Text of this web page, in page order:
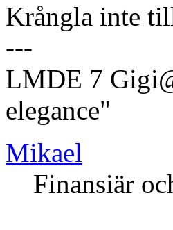
Krångla inte
---
LMDE 7
elegance"
Mikael
Finansiär